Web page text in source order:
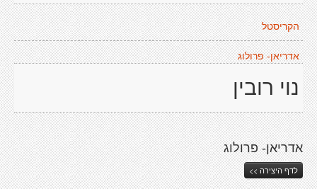
הקריסטל
אדריאן- פרולוג
נוי רובין
אדריאן- פרולוג
לדף היצירה >>